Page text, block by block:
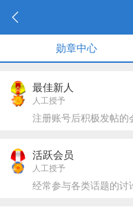
勋章中心
最佳新人
人工授予
注册账号后积极发帖的
活跃会员
人工授予
经常参与各类话题的讨